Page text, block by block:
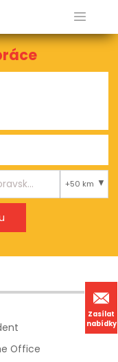
Zasílat
nabídky
+50 km
Office